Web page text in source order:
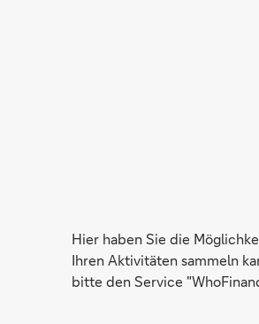
Hier haben Sie die
Ihren Aktivitäten sammeln
bitte den Service